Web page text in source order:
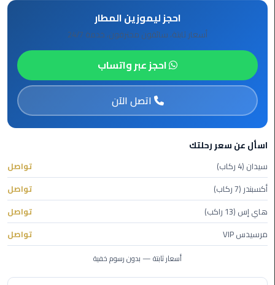
القاهرة
ليموزين
الدقي
ليموزين
من
القاهرة
للاسكندرية
ليموزين
العجوزه
ليموزين
مطار
احجز ليموزين المطار
أسعار ثابتة، سائقون محترفون، خدمة 24/7
احجز عبر واتساب
اتصل الآن
اسأل عن سعر رحلتك
سيدان (4 ركاب)
تواصل
أكسبندر (7 ركاب)
تواصل
هاي إس (13 راكب)
تواصل
مرسيدس VIP
تواصل
أسعار ثابتة — بدون رسوم خفية